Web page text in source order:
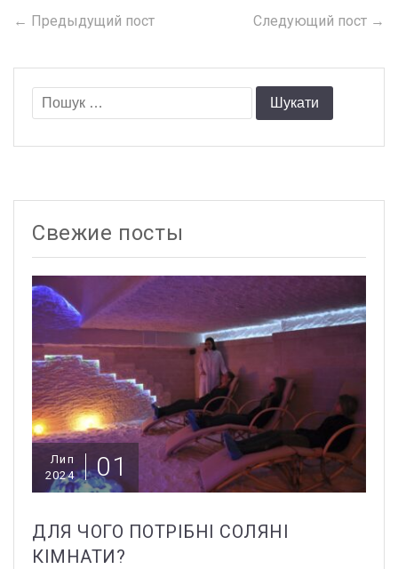
записів
← Предыдущий пост Следующий пост →
Пошук:
Свежие посты
Лип
2024
01
ДЛЯ ЧОГО ПОТРІБНІ СОЛЯНІ
КІМНАТИ?